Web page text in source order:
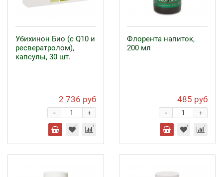
Убихинон Био (с Q10 и
ресвератролом),
капсулы, 30 шт.
2 736 руб
+
-
Флорента напиток,
200 мл
485 руб
+
-